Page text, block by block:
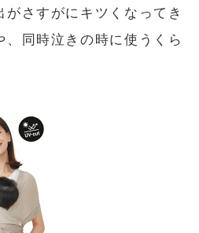
がさすがにキツくなってき
、同時泣きの時に使うくら